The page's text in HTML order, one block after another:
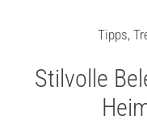
Tipps,
Stilvolle